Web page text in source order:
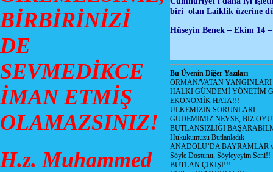
BİRBİRİNİZİ
DE
SEVMEDİKCE
İMAN ETMİŞ
OLAMAZSINIZ!
H.z. Muhammed
biri olan Laiklik üzerine
Hüseyin Benek – Ekim 14
Bu Üyenin Diğer Yazıları
ORMAN/VATAN
HALKI GÜNDEMİ YÖNETİM
EKONOMİK HATA!!!
ÜLKEMİZİN SORUNLARI
GÜDEMİMİZ NEYSE, BİZ
BUTLANSIZLIĞI
Hukukumuzu Butlanladık
ANADOLU’DA BAYRAMLAR
Söyle Dostunu, Söyleyeyim Seni!!
BUTLAN ÇIKIŞI!!!